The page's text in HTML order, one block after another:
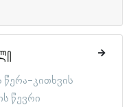
კითხვის
წევრი